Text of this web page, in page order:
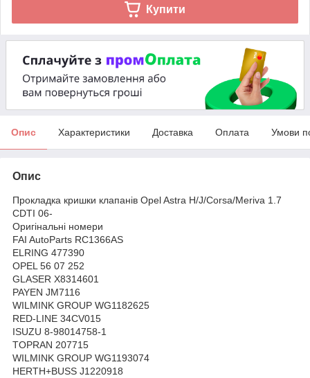
Купити
Опис Характеристики Доставка Оплата Умови
Опис
Прокладка кришки клапанів Opel Astra H/J/Corsa/Meriva 1.7
CDTI 06-
Оригінальні номери
FAI AutoParts RC1366AS
ELRING 477390
OPEL 56 07 252
GLASER X8314601
PAYEN JM7116
WILMINK GROUP WG1182625
RED-LINE 34CV015
ISUZU 8-98014758-1
TOPRAN 207715
WILMINK GROUP WG1193074
HERTH+BUSS J1220918